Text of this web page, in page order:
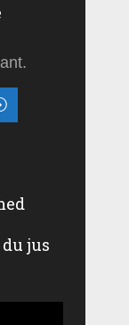
jus